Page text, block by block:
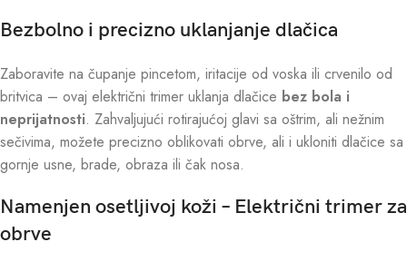
Bezbolno i precizno uklanjanje dlačica
Zaboravite na čupanje pincetom, iritacije od voska ili crvenilo od
britvica – ovaj električni trimer uklanja dlačice bez bola i
neprijatnosti. Zahvaljujući rotirajućoj glavi sa oštrim, ali nežnim
sečivima, možete precizno oblikovati obrve, ali i ukloniti dlačice sa
gornje usne, brade, obraza ili čak nosa.
Namenjen osetljivoj koži – Električni trimer za
obrve